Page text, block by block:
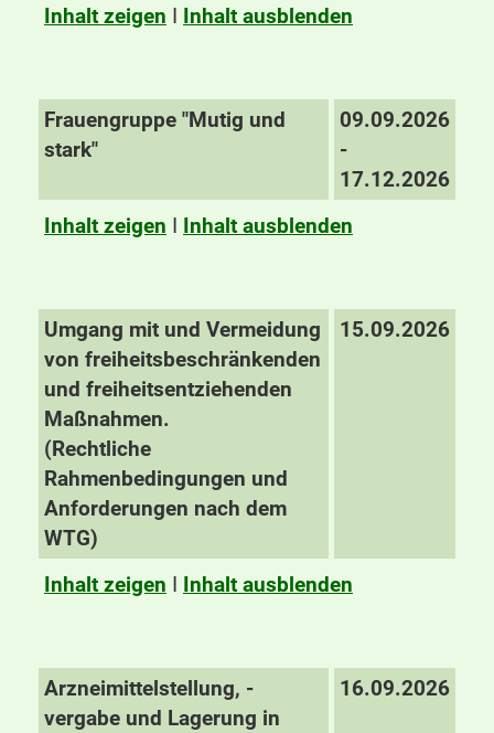
Inhalt zeigen I Inhalt ausblenden
Frauengruppe "Mutig und
stark"
09.09.2026
-
17.12.2026
Inhalt zeigen I Inhalt ausblenden
Umgang mit und Vermeidung
von freiheitsbeschränkenden
und freiheitsentziehenden
Maßnahmen.
(Rechtliche
Rahmenbedingungen und
Anforderungen nach dem
WTG)
15.09.2026
Inhalt zeigen I Inhalt ausblenden
Arzneimittelstellung, -
vergabe und Lagerung in
16.09.2026